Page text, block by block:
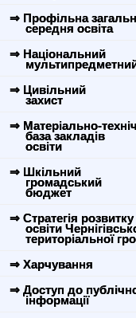
⇒ Профільна
середня освіта
⇒ Національний
мультипредметний
⇒ Цивільний
захист
⇒ Матеріально-
база закладів
освіти
⇒ Шкільний
громадський
бюджет
⇒ Стратегія розвитку
освіти
територіальної
⇒ Харчування
⇒ Доступ до
інформації